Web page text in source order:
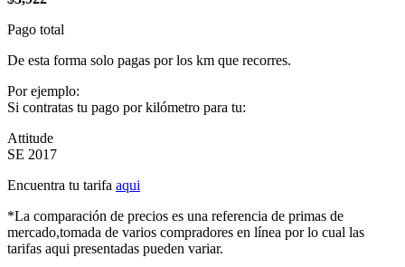
Pago total
De esta forma solo pagas por los km que recorres.
Por ejemplo:
Si contratas tu pago por kilómetro para tu:
Attitude
SE 2017
Encuentra tu tarifa aqui
*La comparación de precios es una referencia de primas de
mercado,tomada de varios compradores en línea por lo cual las
tarifas aqui presentadas pueden variar.